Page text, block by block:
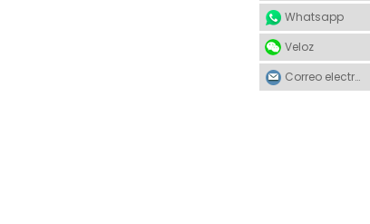
Whatsapp
Veloz
Correo electrónico